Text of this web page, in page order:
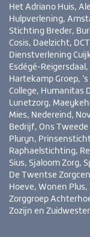
Het Adriano Huis,
Hulpverlening,
Stichting Breder,
Cosis, Daelzicht,
Dienstverlening
Esdégé-Reigersdaal,
Hartekamp Groep,
College, Humanitas
Lunetzorg,
Mies, Nedereind,
Bedrijf, Ons
Pluryn,
Raphaelstichting,
Sius, Sjaloom Zorg,
De Twentse
Hoeve, Wonen Plus,
Zorggroep
Zozijn en